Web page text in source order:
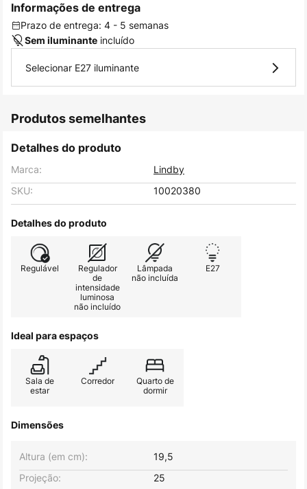
Informações de entrega
Prazo de entrega: 4 - 5 semanas
Sem iluminante incluído
Selecionar E27 iluminante
Produtos semelhantes
Detalhes do produto
Marca:
Lindby
SKU:
10020380
Detalhes do produto
Regulável
Regulador
de
intensidade
luminosa
não incluído
Lâmpada
não incluída
E27
Ideal para espaços
Sala de
estar
Corredor
Quarto de
dormir
Dimensões
Altura (em cm):
19,5
Projeção:
25